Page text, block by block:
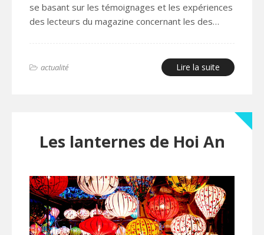
se basant sur les témoignages et les expériences
des lecteurs du magazine concernant les des…
actualité Lire la suite
Les lanternes de Hoi An